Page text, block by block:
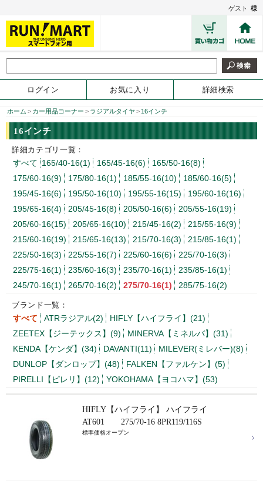
ゲスト 様
ログイン お気に入り 詳細検索
ホーム > カー用品コーナー > ラジアルタイヤ > 16インチ
16インチ
詳細カテゴリ一覧：
すべて 165/40-16(1) 165/45-16(6)
165/50-16(8)
175/60-16(9)
175/80-16(1) 185/55-16(10)
185/60-16(5)
195/45-16(6)
195/50-16(10) 195/55-16(15)
195/60-16(16)
195/65-16(4)
205/45-16(8) 205/50-16(6)
205/55-16(19)
205/60-16(15)
205/65-16(10) 215/45-16(2)
215/55-16(9)
215/60-16(19)
215/65-16(13) 215/70-16(3)
215/85-16(1)
225/50-16(3)
225/55-16(7) 225/60-16(6)
225/70-16(3)
225/75-16(1)
235/60-16(3) 235/70-16(1)
235/85-16(1)
245/70-16(1)
265/70-16(2) 275/70-16(1) 285/75-16(2)
ブランド一覧：
すべて ATRラジアル(2)
HIFLY【ハイフライ】(21)
ZEETEX【ジーテックス】(9)
MINERVA【ミネルバ】(31)
KENDA【ケンダ】(34)
DAVANTI(11)
MILEVER(ミレバー)(8)
DUNLOP【ダンロップ】(48)
FALKEN【ファルケン】(5)
PIRELLI【ピレリ】(12)
YOKOHAMA【ヨコハマ】(53)
HIFLY【ハイフライ】 ハイフライ
AT601 275/70-16 8PR119/116S
標準価格オープン